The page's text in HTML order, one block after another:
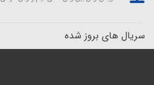
سریال های بروز شده